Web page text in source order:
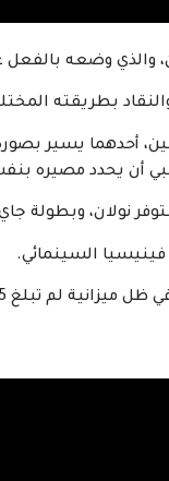
والذي وضعه
بطريقته
أحدهما يسير
أن يحدد مصيره
نولان، وبطولة
السينمائي.